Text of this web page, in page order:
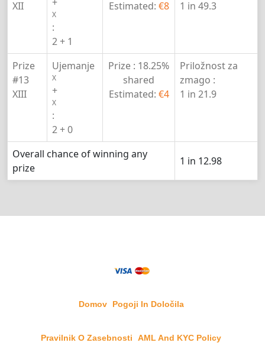
XII
X
:
2 + 1
Estimated: €8
1 in 49.3
Prize
#13
XIII
Ujemanje
X
+
X
:
2 + 0
Prize : 18.25%
shared
Estimated: €4
Priložnost za
zmago :
1 in 21.9
Overall chance of winning any
prize
1 in 12.98
Domov Pogoji In Določila
Pravilnik O Zasebnosti AML And KYC Policy